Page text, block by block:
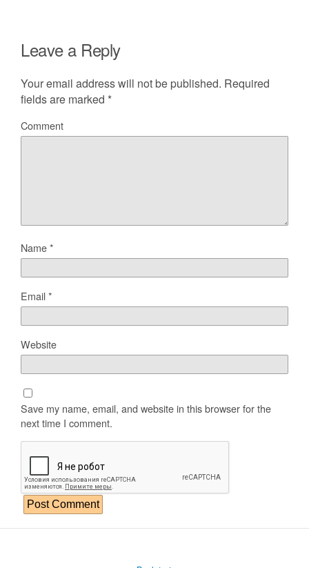
Leave a Reply
Your email address will not be published. Required
fields are marked *
Comment
Name*
Email*
Website
Save my name, email, and website in this browser for the
next time I comment.